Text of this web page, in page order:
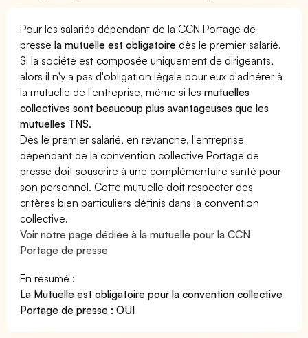
Pour les salariés dépendant de la CCN Portage de
pressela mutuelle est obligatoire dès le premier salarié.
Si la société est composée uniquement de dirigeants,
alors il n'y a pas d'obligation légale pour eux d'adhérer à
la mutuelle de l'entreprise, même si lesmutuelles
collectives sont beaucoup plus avantageuses que les
mutuelles TNS.
Dès le premier salarié, en revanche, l'entreprise
dépendant de la convention collective Portage de
presse doit souscrire à une complémentaire santé pour
son personnel. Cette mutuelle doit respecter des
critères bien particuliers définis dans la convention
collective.
Voir notre page dédiée à la mutuelle pour la CCN
Portage de presse
En résumé :
La Mutuelle est obligatoire pour la convention collective
Portage de presse : OUI